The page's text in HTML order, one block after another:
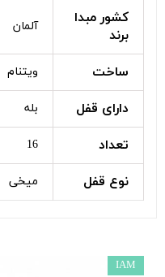
کشور مبدا
برند
آلمان
ساخت ویتنام
دارای قفل بله
تعداد 16
نوع قفل میخی
IAM